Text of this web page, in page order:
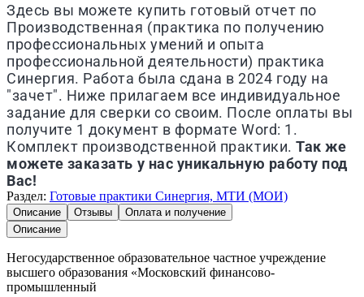
Здесь вы можете купить готовый отчет по
Производственная (практика по получению
профессиональных умений и опыта
профессиональной деятельности) практика
Синергия. Работа была сдана в 2024 году на
"зачет". Ниже прилагаем все индивидуальное
задание для сверки со своим. После оплаты вы
получите 1 документ в формате Word: 1.
Комплект производственной практики.Так же
можете заказать у нас уникальную работу под
Вас!
Раздел: Готовые практики Синергия, МТИ (МОИ)
Описание Отзывы
Оплата и получение
Описание
Негосударственное образовательное частное учреждение
высшего образования «Московский финансово-
промышленный